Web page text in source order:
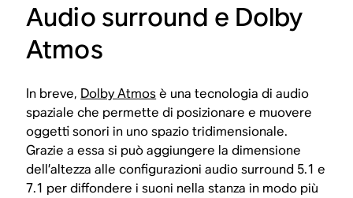
Audio surround e Dolby
Atmos
In breve, Dolby Atmosè una tecnologia di audio
spaziale che permette di posizionare e muovere
oggetti sonori in uno spazio tridimensionale.
Grazie a essa si può aggiungere la dimensione
dell’altezza alle configurazioni audio surround 5.1 e
7.1 per diffondere i suoni nella stanza in modo più